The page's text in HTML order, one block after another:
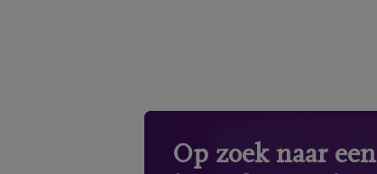
Op zoek naar een